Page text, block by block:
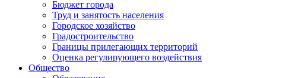
Бюджет города
Труд и занятость населения
Городское хозяйство
Градостроительство
Границы прилегающих территорий
Оценка регулирующего воздействия
Общество